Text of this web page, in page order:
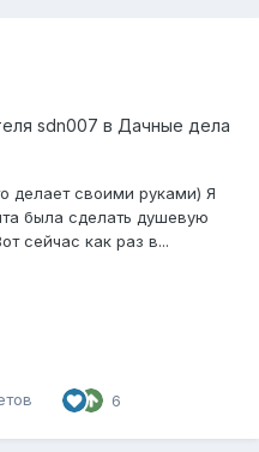
sdn007 в Дачные дела
делает своими руками) Я
была сделать душевую
сейчас как раз в...
6